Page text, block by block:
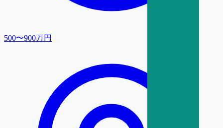
500〜900万円